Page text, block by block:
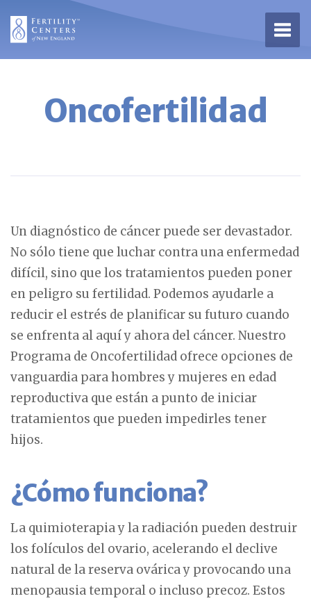
Abrir
Oncofertilidad
Un diagnóstico de cáncer puede ser devastador.
No sólo tiene que luchar contra una enfermedad
difícil, sino que los tratamientos pueden poner
en peligro su fertilidad. Podemos ayudarle a
reducir el estrés de planificar su futuro cuando
se enfrenta al aquí y ahora del cáncer. Nuestro
Programa de Oncofertilidad ofrece opciones de
vanguardia para hombres y mujeres en edad
reproductiva que están a punto de iniciar
tratamientos que pueden impedirles tener
hijos.
¿Cómo funciona?
La quimioterapia y la radiación pueden destruir
los folículos del ovario, acelerando el declive
natural de la reserva ovárica y provocando una
menopausia temporal o incluso precoz. Estos